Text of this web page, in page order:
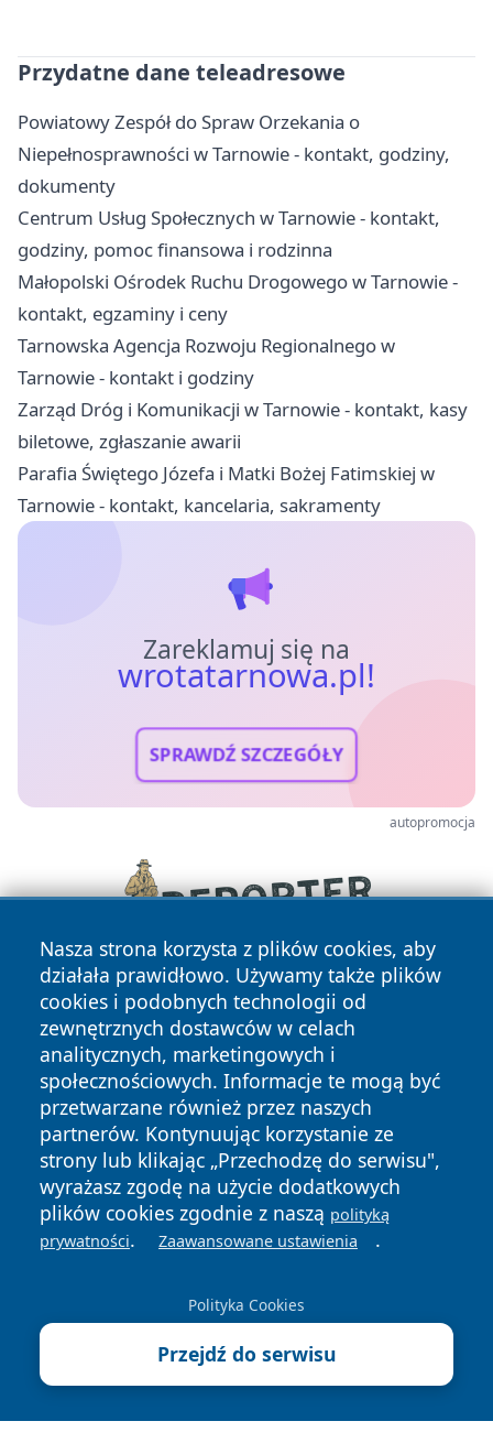
Przydatne dane teleadresowe
Powiatowy Zespół do Spraw Orzekania o
Niepełnosprawności w Tarnowie - kontakt, godziny,
dokumenty
Centrum Usług Społecznych w Tarnowie - kontakt,
godziny, pomoc finansowa i rodzinna
Małopolski Ośrodek Ruchu Drogowego w Tarnowie -
kontakt, egzaminy i ceny
Tarnowska Agencja Rozwoju Regionalnego w
Tarnowie - kontakt i godziny
Zarząd Dróg i Komunikacji w Tarnowie - kontakt, kasy
biletowe, zgłaszanie awarii
Parafia Świętego Józefa i Matki Bożej Fatimskiej w
Tarnowie - kontakt, kancelaria, sakramenty
Zareklamuj się na
wrotatarnowa.pl!
SPRAWDŹ SZCZEGÓŁY
autopromocja
Nasza strona korzysta z plików cookies, aby
działała prawidłowo. Używamy także plików
cookies i podobnych technologii od
zewnętrznych dostawców w celach
analitycznych, marketingowych i
społecznościowych. Informacje te mogą być
przetwarzane również przez naszych
partnerów. Kontynuując korzystanie ze
strony lub klikając „Przechodzę do serwisu",
wyrażasz zgodę na użycie dodatkowych
plików cookies zgodnie z naszą polityką
prywatności. Zaawansowane ustawienia .
Polityka Cookies
Przejdź do serwisu
Copyright © 2026 wrotatarnowa.pl Wszystkie prawa
zastrzeżone.
News Autorzy
Polityka
Polityka